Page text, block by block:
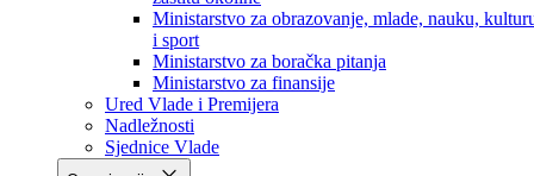
raseljena lica i izbjeglice
Ministarstvo za urbanizam, prostorno uređenje i
zaštitu okoline
Ministarstvo za obrazovanje, mlade, nauku,
i sport
Ministarstvo za boračka pitanja
Ministarstvo za finansije
Ured Vlade i Premijera